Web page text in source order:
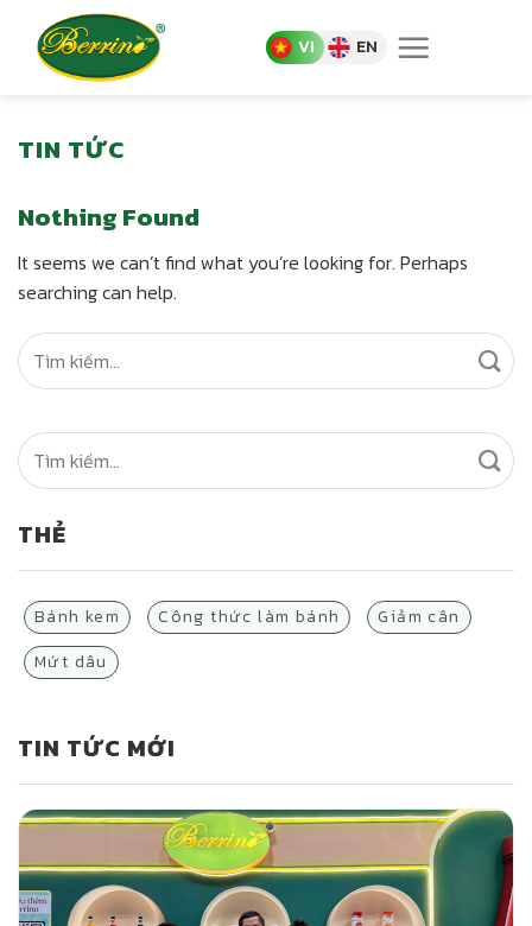
content
VI EN
TIN TỨC
Nothing Found
It seems we can’t find what you’re looking for. Perhaps
searching can help.
THẺ
Bánh kem Công thức làm bánh
Giảm cân
Mứt dâu
TIN TỨC MỚI